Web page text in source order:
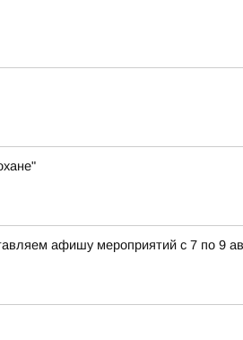
афишу мероприятий с 7 по 9